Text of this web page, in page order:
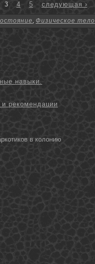
3 4 5 следующая ›
, Физическое тело
навыки.
рекомендации
в колонию